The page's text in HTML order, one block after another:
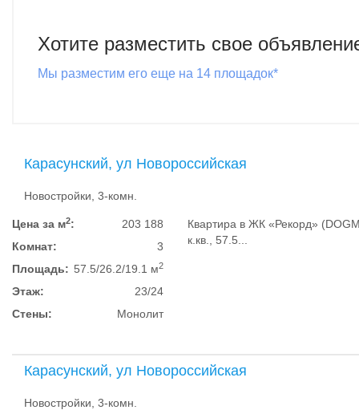
Хотите разместить свое
Мы разместим его еще на 14 площадок*
Карасунский, ул Новороссийская
Новостройки, 3-комн.
Цена за м2:
203 188
Комнат:
3
Площадь: 57.5/26.2/19.1 м2
Этаж:
23/24
Стены:
Монолит
Квартира в ЖК «Рекорд»
к.кв., 57.5...
Карасунский, ул Новороссийская
Новостройки, 3-комн.